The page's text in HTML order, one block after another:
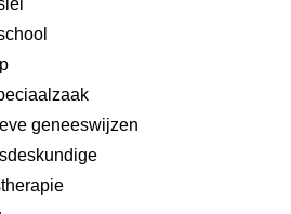
geneeswijzen